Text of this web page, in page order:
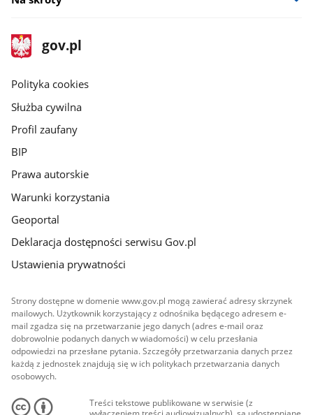
stopka
gov.pl
Strona
gov.pl
gov.pl
Polityka cookies
Służba cywilna
Profil zaufany
BIP
Prawa autorskie
Warunki korzystania
Geoportal
Deklaracja dostępności serwisu Gov.pl
Ustawienia prywatności
Strony dostępne w domenie www.gov.pl mogą zawierać adresy skrzynek
mailowych. Użytkownik korzystający z odnośnika będącego adresem e-
mail zgadza się na przetwarzanie jego danych (adres e-mail oraz
dobrowolnie podanych danych w wiadomości) w celu przesłania
odpowiedzi na przesłane pytania. Szczegóły przetwarzania danych przez
każdą z jednostek znajdują się w ich politykach przetwarzania danych
osobowych.
Treści tekstowe publikowane w serwisie (z